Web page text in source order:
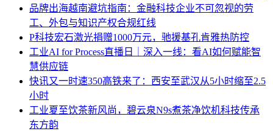
品牌出海越南避坑指南：金融科技企业不可忽视的劳
工、外包与知识产权合规红线
P科技宏石激光捐赠1000万元，驰援基孔肯雅热防控
工业AI for Process直播日｜深入一线：看AI如何赋能智
慧供应链
快讯又一时速350高铁来了：西安至武汉从5小时缩至2.5
小时
工业夏至饮茶新风尚，碧云泉N9s煮茶净饮机科技传承
东方韵